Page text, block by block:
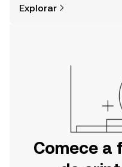
Começa a tua viagem na
Explorar
Comece a